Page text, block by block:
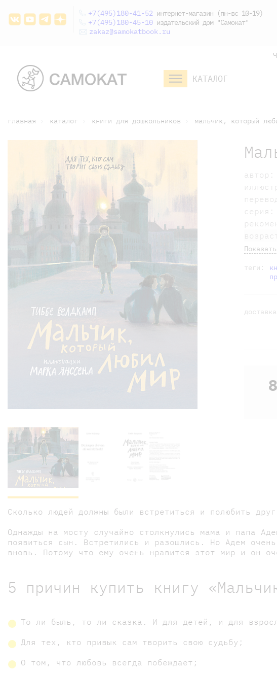
+7(495)180-41-52 интернет-магазин (пн-вс 10-19)
+7(495)180-45-10 издательский дом "Самокат"
zakaz@samokatbook.ru
КАТАЛОГ
дошкольникам
главная каталог книги для дошкольников мальчик, который
автор:
серия:
теги:
Сколько людей должны были встретиться и полюбить
Однажды на мосту случайно столкнулись мама и папа
появиться сын. Встретились и разошлись. Но Адем
вновь. Потому что ему очень нравится этот мир и он
5 причин купить книгу
То ли быль, то ли сказка. И для детей, и для
Для тех, кто привык сам творить свою судьбу;
О том, что любовь всегда побеждает;